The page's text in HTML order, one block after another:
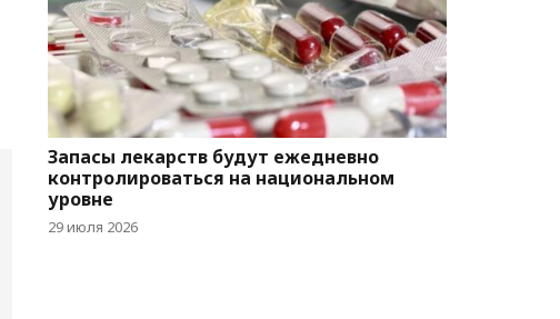
Запасы лекарств будут ежедневно
контролироваться на национальном
уровне
29 июля 2026